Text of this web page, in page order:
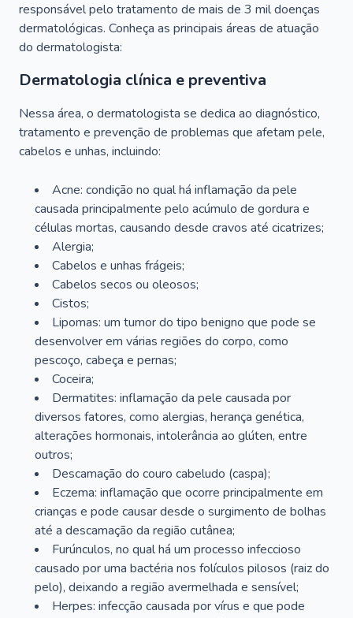
responsável pelo tratamento de mais de 3 mil doenças
dermatológicas. Conheça as principais áreas de atuação
do dermatologista:
Dermatologia clínica e preventiva
Nessa área, o dermatologista se dedica ao diagnóstico,
tratamento e prevenção de problemas que afetam pele,
cabelos e unhas, incluindo:
Acne: condição no qual há inflamação da pele
causada principalmente pelo acúmulo de gordura e
células mortas, causando desde cravos até cicatrizes;
Alergia;
Cabelos e unhas frágeis;
Cabelos secos ou oleosos;
Cistos;
Lipomas: um tumor do tipo benigno que pode se
desenvolver em várias regiões do corpo, como
pescoço, cabeça e pernas;
Coceira;
Dermatites: inflamação da pele causada por
diversos fatores, como alergias, herança genética,
alterações hormonais, intolerância ao glúten, entre
outros;
Descamação do couro cabeludo (caspa);
Eczema: inflamação que ocorre principalmente em
crianças e pode causar desde o surgimento de bolhas
até a descamação da região cutânea;
Furúnculos, no qual há um processo infeccioso
causado por uma bactéria nos folículos pilosos (raiz do
pelo), deixando a região avermelhada e sensível;
Herpes: infecção causada por vírus e que pode